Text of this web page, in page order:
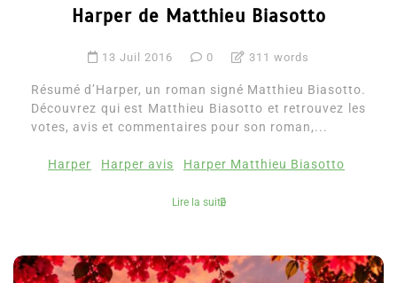
Harper de Matthieu Biasotto
13 Juil 2016 0 311 words
Résumé d’Harper, un roman signé Matthieu Biasotto.
Découvrez qui est Matthieu Biasotto et retrouvez les
votes, avis et commentaires pour son roman,...
Harper Harper avis Harper Matthieu Biasotto
Lire la suite